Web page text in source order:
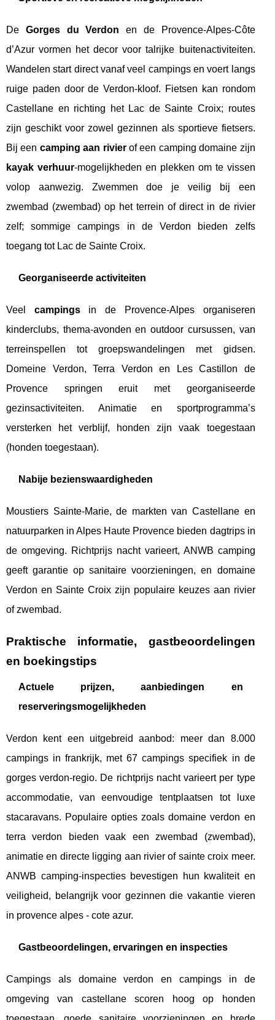
De Gorges du Verdon en de Provence-Alpes-Côte
d’Azur vormen het decor voor talrijke buitenactiviteiten.
Wandelen start direct vanaf veel campings en voert langs
ruige paden door de Verdon-kloof. Fietsen kan rondom
Castellane en richting het Lac de Sainte Croix; routes
zijn geschikt voor zowel gezinnen als sportieve fietsers.
Bij een camping aan rivierof een camping domaine zijn
kayak verhuur-mogelijkheden en plekken om te vissen
volop aanwezig. Zwemmen doe je veilig bij een
zwembad (zwembad) op het terrein of direct in de rivier
zelf; sommige campings in de Verdon bieden zelfs
toegang tot Lac de Sainte Croix.
Georganiseerde activiteiten
Veel campingsin de Provence-Alpes organiseren
kinderclubs, thema-avonden en outdoor cursussen, van
terreinspellen tot groepswandelingen met gidsen.
Domeine Verdon, Terra Verdon en Les Castillon de
Provence springen eruit met georganiseerde
gezinsactiviteiten. Animatie en sportprogramma’s
versterken het verblijf, honden zijn vaak toegestaan
(honden toegestaan).
Nabije bezienswaardigheden
Moustiers Sainte-Marie, de markten van Castellane en
natuurparken in Alpes Haute Provence bieden dagtrips in
de omgeving. Richtprijs nacht varieert, ANWB camping
geeft garantie op sanitaire voorzieningen, en domaine
Verdon en Sainte Croix zijn populaire keuzes aan rivier
of zwembad.
Praktische informatie, gastbeoordelingen
en boekingstips
Actuele prijzen, aanbiedingen en
reserveringsmogelijkheden
Verdon kent een uitgebreid aanbod: meer dan 8.000
campings in frankrijk, met 67 campings specifiek in de
gorges verdon-regio. De richtprijs nacht varieert per type
accommodatie, van eenvoudige tentplaatsen tot luxe
stacaravans. Populaire opties zoals domaine verdon en
terra verdon bieden vaak een zwembad (zwembad),
animatie en directe ligging aan rivier of sainte croix meer.
ANWB camping-inspecties bevestigen hun kwaliteit en
veiligheid, belangrijk voor gezinnen die vakantie vieren
in provence alpes - cote azur.
Gastbeoordelingen, ervaringen en inspecties
Campings als domaine verdon en campings in de
omgeving van castellane scoren hoog op honden